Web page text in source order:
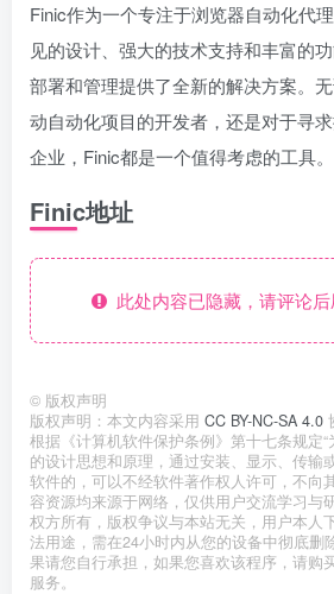
Finic作为一个专注于浏览器自动化代
见的设计、强大的技术支持和丰富的
部署和管理提供了全新的解决方案。
动自动化项目的开发者，还是对于寻
企业，Finic都是一个值得考虑的工具。
Finic地址
此处内容已隐藏，请评论后
© 版权声明
版权声明：本文内容采用 CC BY-NC-SA 4.0
根据《计算机软件保护条例》第十七条规定
的设计思想和原理，通过安装、显示、传输
软件的，可以不经软件著作权人许可，不向
容资源均来源于网络，仅供用户交流学习与
权方所有，版权争议与本站无关，用户本人
法用途，需在24小时内从您的设备中彻底删
果请您自行承担，如果您喜欢该程序，请购
服务。